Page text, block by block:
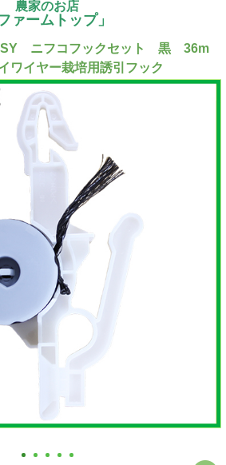
農家のお店
ファームトップ」
ニフコフックセット 黒 36m
イヤー栽培用誘引フック